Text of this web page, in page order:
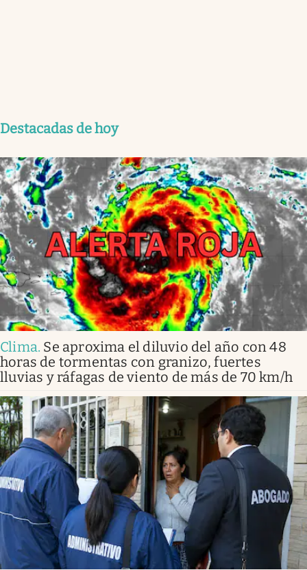
Destacadas de hoy
Clima. Se aproxima el diluvio del año con 48
horas de tormentas con granizo, fuertes
lluvias y ráfagas de viento de más de 70 km/h